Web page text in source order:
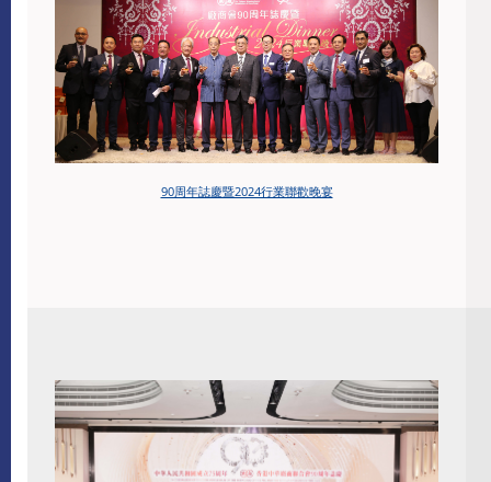
90周年誌慶暨2024行業聯歡晚宴